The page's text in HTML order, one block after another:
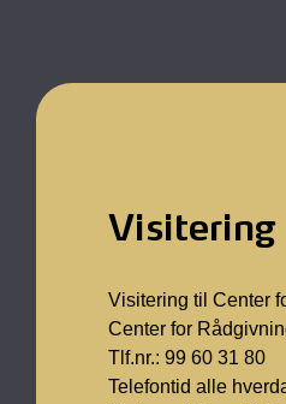
Visitering
Visitering til Center
Center for
Tlf.nr.: 99 60 31 80
Telefontid alle